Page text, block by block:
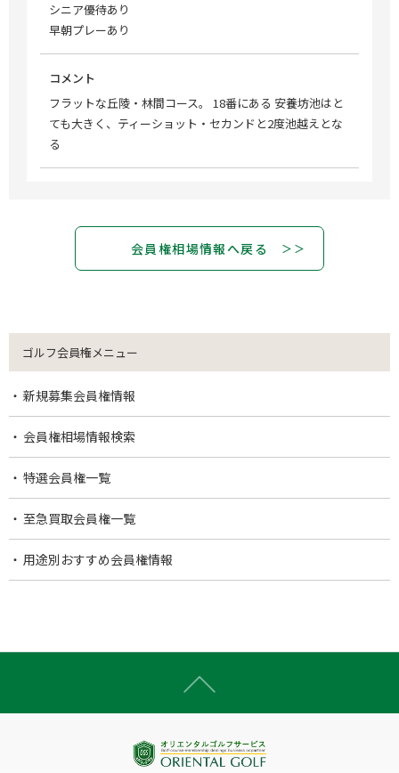
シニア優待あり
早朝プレーあり
コメント
フラットな丘陵・林間コース。 18番にある 安養坊池はと
ても大きく、ティーショット・セカンドと2度池越えとな
る
会員権相場情報へ戻る
ゴルフ会員権メニュー
新規募集会員権情報
会員権相場情報検索
特選会員権一覧
至急買取会員権一覧
用途別おすすめ会員権情報